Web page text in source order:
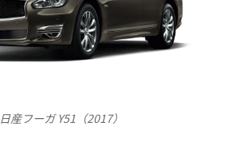
日産フーガ Y51（2017）